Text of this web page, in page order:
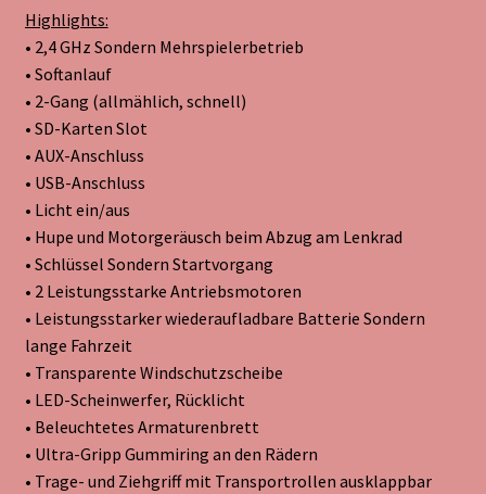
Highlights:
• 2,4 GHz Sondern Mehrspielerbetrieb
• Softanlauf
• 2-Gang (allmählich, schnell)
• SD-Karten Slot
• AUX-Anschluss
• USB-Anschluss
• Licht ein/aus
• Hupe und Motorgeräusch beim Abzug am Lenkrad
• Schlüssel Sondern Startvorgang
• 2 Leistungsstarke Antriebsmotoren
• Leistungsstarker wiederaufladbare Batterie Sondern
lange Fahrzeit
• Transparente Windschutzscheibe
• LED-Scheinwerfer, Rücklicht
• Beleuchtetes Armaturenbrett
• Ultra-Gripp Gummiring an den Rädern
• Trage- und Ziehgriff mit Transportrollen ausklappbar